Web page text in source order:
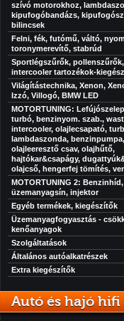
szívó motorokhoz,
kipufogóbandázs,
bilincsek
Felni, fék, futómű, váltó,
toronymerevítő, stabrúd
Sportlégszűrők,
intercooler tartozékok-
Világítástechnika, Xenon,
Izzó, Villogó, BMW LED
MOTORTUNING:
turbó, benzinyom. szab.,
intercooler, olajlecsapató,
lambdaszonda,
olajleeresztő csav, olajhűtő,
hajtókar&csapágy,
olajcső, hengerfej tömítés,
MOTORTUNING 2: Benzinhíd,
üzemanyagsín, injektor
Egyéb termékek, kiegészítők
Üzemanyagfogyasztás -
kenőanyagok
Szolgáltatások
Általános autóalkatrészek
Extra kiegészítők
Autó és hajó hifi